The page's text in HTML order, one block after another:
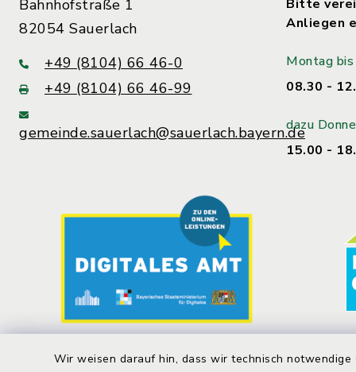
Wir weisen darauf hin, dass wir technisch
Bahnhofstraße 1
82054 Sauerlach
+49 (8104) 66 46-0
+49 (8104) 66 46-99
gemeinde.sauerlach@sauerlach.bayern.de
Bitte
Anliegen
Montag
08.30 -
dazu
15.00 -